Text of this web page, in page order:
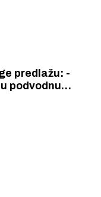
predlažu: -
podvodnu